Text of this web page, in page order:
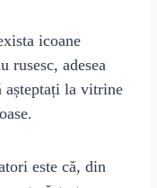
icoane
rusesc, adesea
așteptați la vitrine
este că, din